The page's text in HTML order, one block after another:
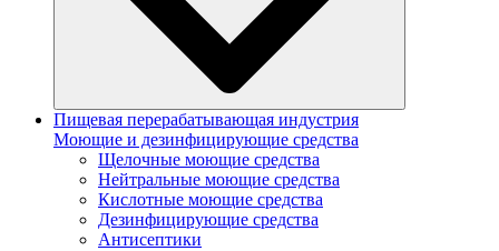
Пищевая перерабатывающая индустрия
Моющие и дезинфицирующие средства
Щелочные моющие средства
Нейтральные моющие средства
Кислотные моющие средства
Дезинфицирующие средства
Антисептики